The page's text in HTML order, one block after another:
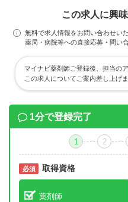
この求人に興
無料で求人情報をお問い合わせいた
薬局・病院等への直接応募・問い
マイナビ薬剤師ご登録後、担当の
この求人についてご案内差し上げま
1分で登録完了
1 2
必須 取得資格
薬剤師